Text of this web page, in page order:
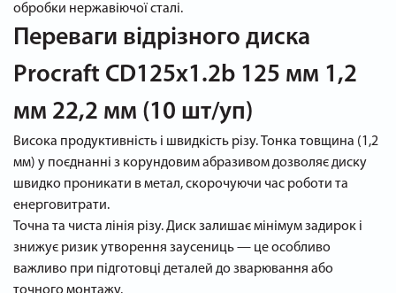
обробки нержавіючої сталі.
Переваги відрізного диска
Procraft CD125x1.2b 125 мм 1,2
мм 22,2 мм (10 шт/уп)
Висока продуктивність і швидкість різу. Тонка товщина (1,2
мм) у поєднанні з корундовим абразивом дозволяє диску
швидко проникати в метал, скорочуючи час роботи та
енерговитрати.
Точна та чиста лінія різу. Диск залишає мінімум задирок і
знижує ризик утворення заусениць — це особливо
важливо при підготовці деталей до зварювання або
точного монтажу.